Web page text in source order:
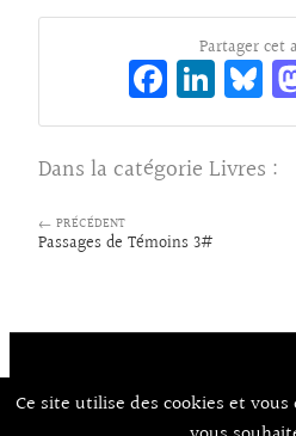
Partager cet
Fa
ce
bo
o
k
Li
n
ke
dI
sk
y
Dans la catégorie Livres :
← PRÉCÉDENT
Passages de Témoins 3#
Contact
Ce site utilise des cookies et